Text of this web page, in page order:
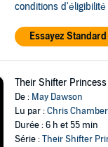
conditions d'éligibilité
Essayez
Their Shifter Princess
De : May Dawson
Lu par :Chris
Durée : 6 h et 55 min
Série :Their Shifter